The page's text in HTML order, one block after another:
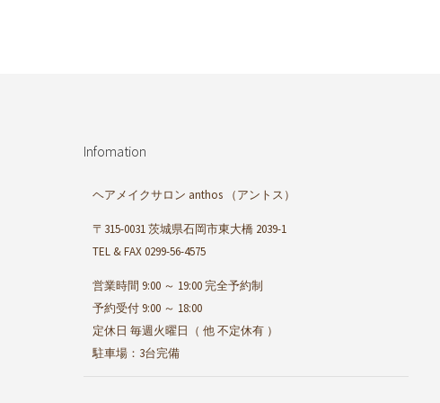
Infomation
ヘアメイクサロン anthos （アントス）
〒315-0031 茨城県石岡市東大橋 2039-1
TEL & FAX 0299-56-4575
営業時間 9:00 ～ 19:00 完全予約制
予約受付 9:00 ～ 18:00
定休日 毎週火曜日（ 他 不定休有 ）
駐車場：3台完備